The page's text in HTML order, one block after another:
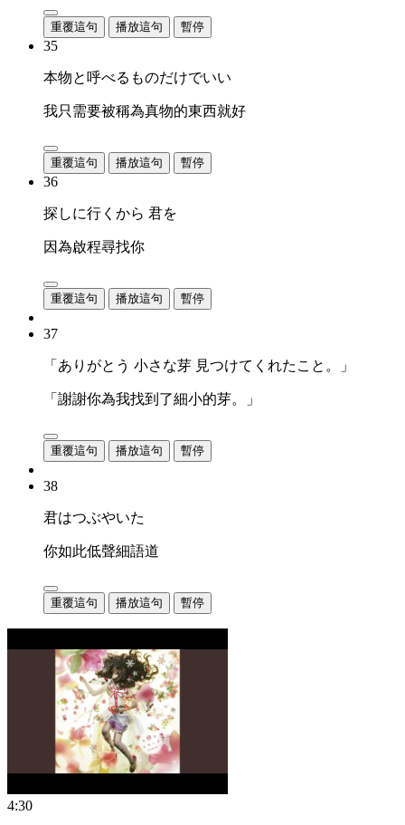
重覆這句 播放這句 暫停
35
本物と呼べるものだけでいい
我只需要被稱為真物的東西就好
重覆這句 播放這句 暫停
36
探しに行くから 君を
因為啟程尋找你
重覆這句 播放這句 暫停
37
「ありがとう 小さな芽 見つけてくれたこと。」
「謝謝你為我找到了細小的芽。」
重覆這句 播放這句 暫停
38
君はつぶやいた
你如此低聲細語道
重覆這句 播放這句 暫停
4:30